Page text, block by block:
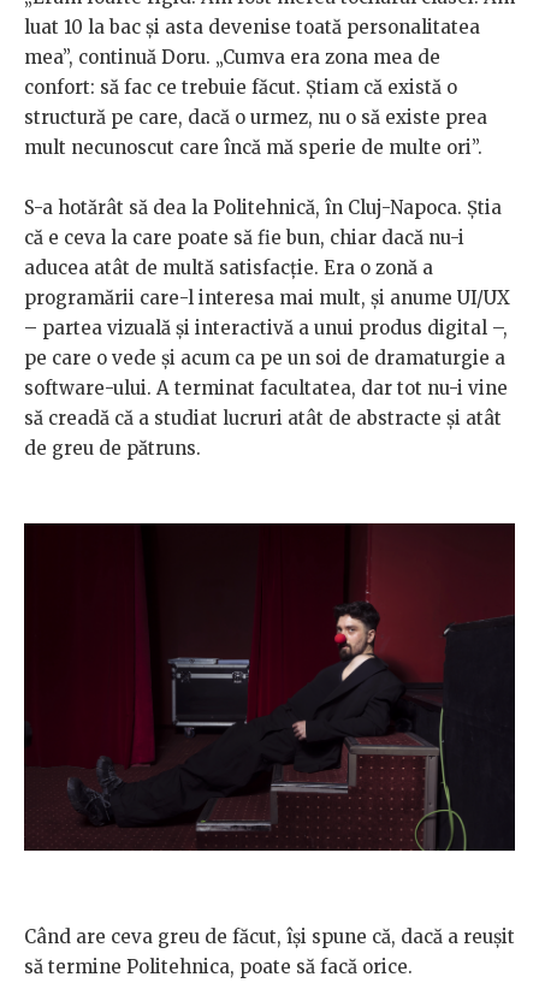
luat 10 la bac și asta devenise toată personalitatea
mea”, continuă Doru. „Cumva era zona mea de
confort: să fac ce trebuie făcut. Știam că există o
structură pe care, dacă o urmez, nu o să existe prea
mult necunoscut care încă mă sperie de multe ori”.
S-a hotărât să dea la Politehnică, în Cluj-Napoca. Știa
că e ceva la care poate să fie bun, chiar dacă nu-i
aducea atât de multă satisfacție. Era o zonă a
programării care-l interesa mai mult, și anume UI/UX
– partea vizuală și interactivă a unui produs digital –,
pe care o vede și acum ca pe un soi de dramaturgie a
software-ului. A terminat facultatea, dar tot nu-i vine
să creadă că a studiat lucruri atât de abstracte și atât
de greu de pătruns.
Când are ceva greu de făcut, își spune că, dacă a reușit
să termine Politehnica, poate să facă orice.